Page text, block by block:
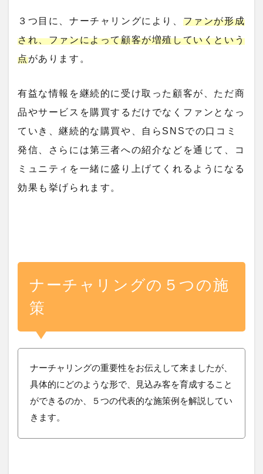
３つ目に、ナーチャリングにより、 ファンが形成
され、ファンによって顧客が増殖していくという
点があります。
有益な情報を継続的に受け取った顧客が、ただ商
品やサービスを購買するだけでなくファンとなっ
ていき、継続的な購買や、自らSNSでの口コミ
発信、さらには第三者への紹介などを通じて、コ
ミュニティを一緒に盛り上げてくれるようになる
効果も挙げられます。
ナーチャリングの５つの施
策
ナーチャリングの重要性をお伝えして来ましたが、
具体的にどのような形で、見込み客を育成すること
ができるのか、５つの代表的な施策例を解説してい
きます。